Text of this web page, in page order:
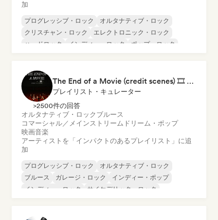
加
プログレッシブ・ロック
オルタナティブ・ロック
クリスチャン・ロック
エレクトロニック・ロック
ハードロック
インディー・ロック
ポップ・ロック
The End of a Movie (credit scenes) 🎞️ Cinematic Dream Pop & Bedroom Indie
プレイリスト・キュレーター
>2500件の回答
オルタナティブ・ロックブルース
コマーシャル／メインストリーム ドリーム・ポップ
映画音楽
アーティストを「インパクトのあるプレイリスト」に追
加
プログレッシブ・ロック
オルタナティブ・ロック
ブルース
ガレージ・ロック
インディー・ポップ
インディー・ロック
サイケデリック・ロック